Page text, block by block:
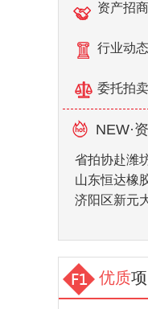
热门
资产招商
行业动态
委托拍卖
NEW·
省拍协赴潍
山东恒达橡
济阳区新元
优质